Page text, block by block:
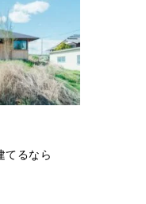
てるなら